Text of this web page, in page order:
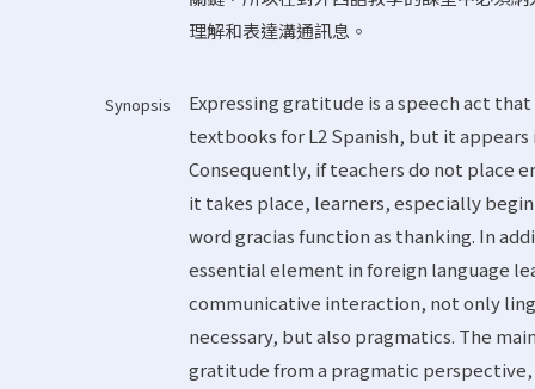
理解和表達溝通訊息。
Synopsis
Expressing gratitude is a speech act
textbooks for L2 Spanish, but it
Consequently, if teachers do not place
it takes place, learners, especially
word gracias function as thanking. In
essential element in foreign language
communicative interaction, not only
necessary, but also pragmatics. The
gratitude from a pragmatic